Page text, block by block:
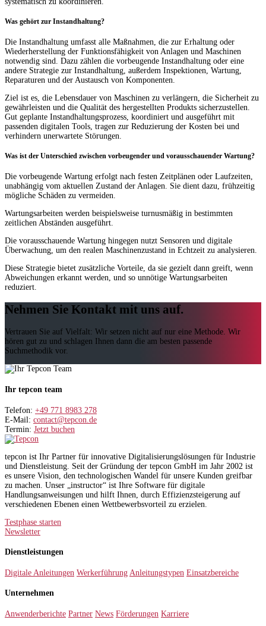
Was gehört zur Instandhaltung?
Die Instandhaltung umfasst alle Maßnahmen, die zur Erhaltung oder
Wiederherstellung der Funktionsfähigkeit von Anlagen und Maschinen
notwendig sind. Dazu zählen die vorbeugende Instandhaltung oder eine
andere Strategie zur Instandhaltung, außerdem Inspektionen, Wartung,
Reparaturen und der Austausch von Komponenten.
Ziel ist es, die Lebensdauer von Maschinen zu verlängern, die Sicherheit zu
gewährleisten und die Qualität des hergestellten Produkts sicherzustellen.
Gut geplante Instandhaltungsprozess, koordiniert und ausgeführt mit
passenden digitalen Tools, tragen zur Reduzierung der Kosten bei und
verhindern unerwartete Störungen.
Was ist der Unterschied zwischen vorbeugender und vorausschauender Wartung?
Die vorbeugende Wartung erfolgt nach festen Zeitplänen oder Laufzeiten,
unabhängig vom aktuellen Zustand der Anlagen. Sie dient dazu, frühzeitig
mögliche Schäden zu vermeiden.
Wartungsarbeiten werden beispielsweise turnusmäßig in bestimmten
zeitlichen Abständen ausgeführt.
Die vorausschauende Wartung hingegen nutzt Sensoren und digitale
Überwachung, um den realen Maschinenzustand in Echtzeit zu analysieren.
Diese Strategie bietet zusätzliche Vorteile, da sie gezielt dann greift, wenn
Abweichungen erkannt werden, und so unnötige Wartungsarbeiten
reduziert.
Nehmen Sie Kontakt mit uns auf.
Vertrauen Sie auf Vielfalt: Wir setzen nicht auf nur eine Methode. Wir
hören gut zu und schlagen Ihnen dann die am besten passende
Suchmethodik vor.
Ihr tepcon team
Telefon: +49 771 8983 278
E-Mail: contact@tepcon.de
Termin: Jetzt buchen
tepcon ist Ihr Partner für innovative Digitalisierungslösungen für Industrie
und Dienstleistung. Seit der Gründung der tepcon GmbH im Jahr 2002 ist
es unsere Vision, den technologischen Wandel für unsere Kunden greifbar
zu machen. Unser „instructor“ ist Ihre Software für digitale
Handlungsanweisungen und hilft Ihnen, durch Effizienzsteigerung auf
verschiedenen Ebenen einen Wettbewerbsvorteil zu erzielen.
Testphase starten
Newsletter
Dienstleistungen
Digitale Anleitungen Werkerführung Anleitungstypen Einsatzbereiche
Unternehmen
Anwenderberichte Partner News Förderungen Karriere